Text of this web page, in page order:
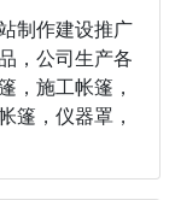
制作建设推广
，公司生产各
，施工帐篷，
篷，仪器罩，